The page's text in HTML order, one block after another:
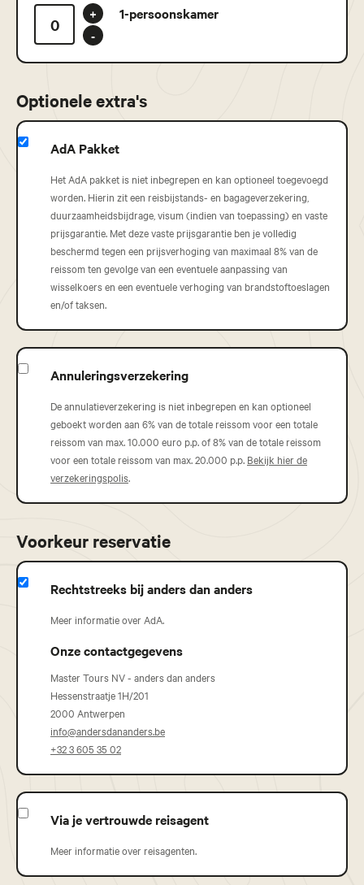
+
-
1-persoonskamer
Optionele extra's
AdA Pakket
Het AdA pakket is niet inbegrepen en kan optioneel toegevoegd
worden. Hierin zit een reisbijstands- en bagageverzekering,
duurzaamheidsbijdrage, visum (indien van toepassing) en vaste
prijsgarantie. Met deze vaste prijsgarantie ben je volledig
beschermd tegen een prijsverhoging van maximaal 8% van de
reissom ten gevolge van een eventuele aanpassing van
wisselkoers en een eventuele verhoging van brandstoftoeslagen
en/of taksen.
Annuleringsverzekering
De annulatieverzekering is niet inbegrepen en kan optioneel
geboekt worden aan 6% van de totale reissom voor een totale
reissom van max. 10.000 euro p.p. of 8% van de totale reissom
voor een totale reissom van max. 20.000 p.p. Bekijk hier de
verzekeringspolis.
Voorkeur reservatie
Rechtstreeks bij anders dan anders
Meer informatie over AdA.
Onze contactgegevens
Master Tours NV - anders dan anders
Hessenstraatje 1H/201
2000 Antwerpen
info@andersdananders.be
+32 3 605 35 02
Via je vertrouwde reisagent
Meer informatie over reisagenten.